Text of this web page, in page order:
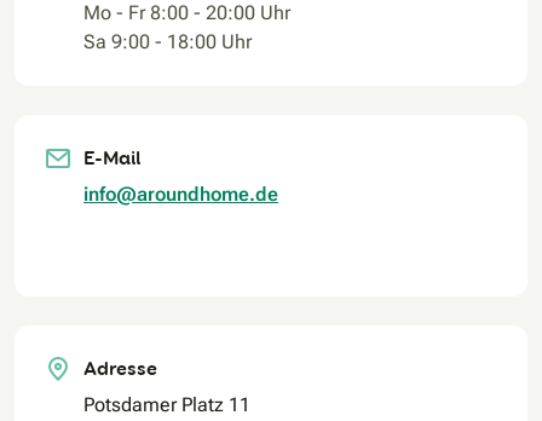
Mo - Fr 8:00 - 20:00 Uhr
Sa 9:00 - 18:00 Uhr
E-Mail
info@aroundhome.de
Adresse
Potsdamer Platz 11